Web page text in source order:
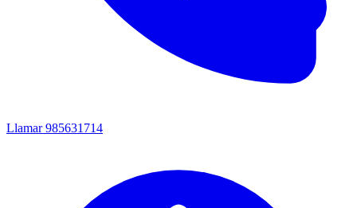
Llamar 985631714